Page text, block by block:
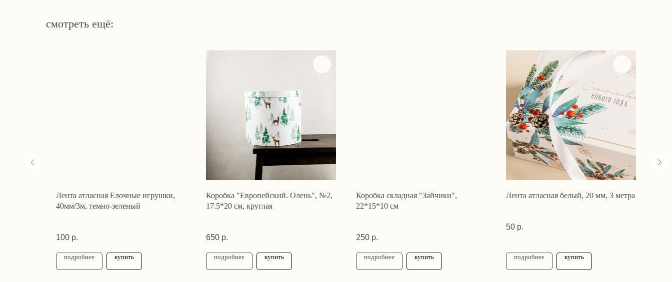
смотреть ещё:
Лента атласная Елочные игрушки,
40мм/3м, темно-зеленый
100 р.
подробнее купить
Коробка "Европейский. Олень", №2,
17.5*20 см, круглая
650 р.
подробнее купить
Коробка складная "Зайчики",
22*15*10 см
250 р.
подробнее купить
Лента атласная белый, 20 мм, 3 метра
50 р.
подробнее купить